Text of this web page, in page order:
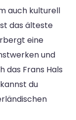
auch kulturell
das älteste
eine
und
das Frans Hals
du